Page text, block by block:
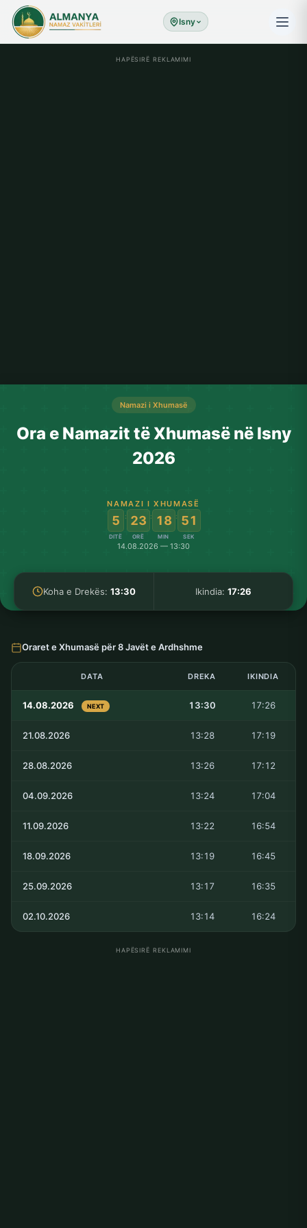
Isny
HAPËSIRË REKLAMIMI
Namazi i Xhumasë
Ora e Namazit të Xhumasë në Isny
2026
NAMAZI I XHUMASË
5
DITË
: 23
ORË
: 18
MIN
: 51
SEK
14.08.2026 — 13:30
Koha e Drekës: 13:30 Ikindia: 17:26
Oraret e Xhumasë për 8 Javët e Ardhshme
DATA DREKA IKINDIA
14.08.2026 NEXT 13:30 17:26
21.08.2026 13:28 17:19
28.08.2026 13:26 17:12
04.09.2026 13:24 17:04
11.09.2026 13:22 16:54
18.09.2026 13:19 16:45
25.09.2026 13:17 16:35
02.10.2026 13:14 16:24
HAPËSIRË REKLAMIMI